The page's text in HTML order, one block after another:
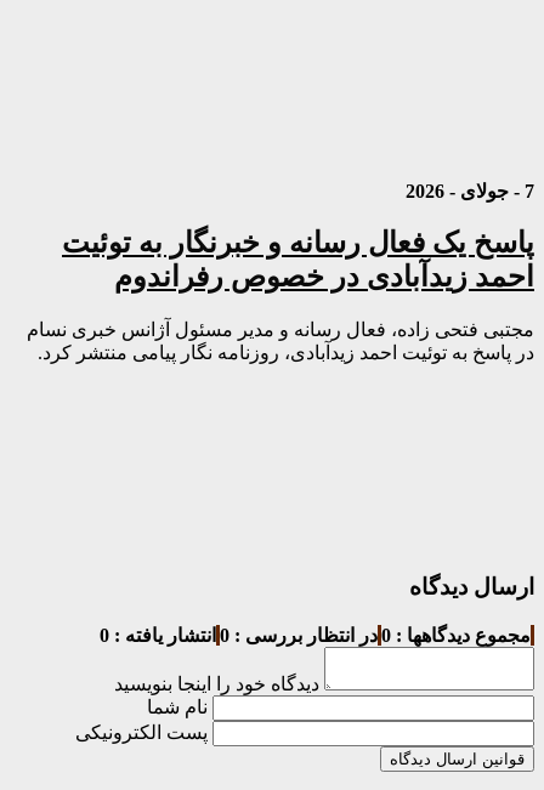
7 - جولای - 2026
پاسخ یک فعال رسانه و خبرنگار به توئیت
احمد زیدآبادی در خصوص رفراندوم
مجتبی فتحی زاده، فعال رسانه و مدیر مسئول آژانس خبری نسام
در پاسخ به توئیت احمد زیدآبادی، روزنامه نگار پیامی منتشر کرد.
ارسال دیدگاه
مجموع دیدگاهها : 0 در انتظار بررسی : 0 انتشار یافته : 0
دیدگاه خود را اینجا بنویسید
نام شما
پست الکترونیکی
قوانین ارسال دیدگاه